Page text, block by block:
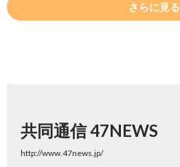
さらに見る
共同通信 47NEWS
http://www.47news.jp/